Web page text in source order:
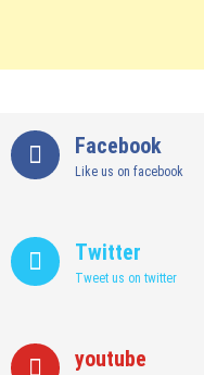
Facebook
Like us on facebook
Twitter
Tweet us on twitter
youtube